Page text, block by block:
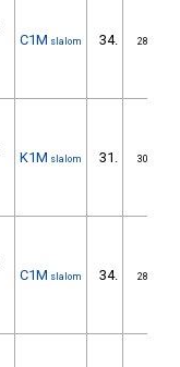
C1M slalom 34. 28/ZS
K1M slalom 31. 30/ZS
C1M slalom 34. 28/ZS